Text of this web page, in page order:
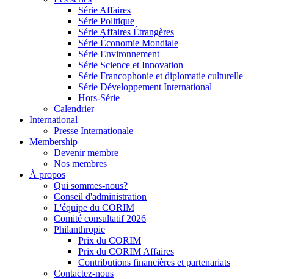
Série Affaires
Série Politique
Série Affaires Étrangères
Série Économie Mondiale
Série Environnement
Série Science et Innovation
Série Francophonie et diplomatie culturelle
Série Développement International
Hors-Série
Calendrier
International
Presse Internationale
Membership
Devenir membre
Nos membres
À propos
Qui sommes-nous?
Conseil d'administration
L'équipe du CORIM
Comité consultatif 2026
Philanthropie
Prix du CORIM
Prix du CORIM Affaires
Contributions financières et partenariats
Contactez-nous